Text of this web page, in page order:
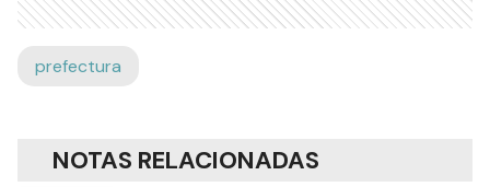
prefectura
NOTAS RELACIONADAS